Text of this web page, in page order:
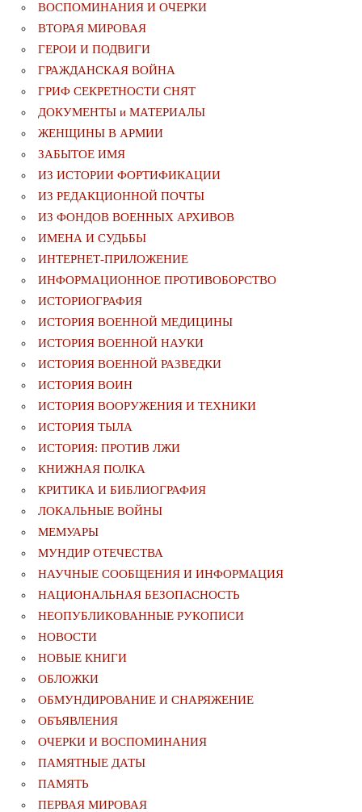
ВОСПОМИНАНИЯ И ОЧЕРКИ
ВТОРАЯ МИРОВАЯ
ГЕРОИ И ПОДВИГИ
ГРАЖДАНСКАЯ ВОЙНА
ГРИФ СЕКРЕТНОСТИ СНЯТ
ДОКУМЕНТЫ и МАТЕРИАЛЫ
ЖЕНЩИНЫ В АРМИИ
ЗАБЫТОЕ ИМЯ
ИЗ ИСТОРИИ ФОРТИФИКАЦИИ
ИЗ РЕДАКЦИОННОЙ ПОЧТЫ
ИЗ ФОНДОВ ВОЕННЫХ АРХИВОВ
ИМЕНА И СУДЬБЫ
ИНТЕРНЕТ-ПРИЛОЖЕНИЕ
ИНФОРМАЦИОННОЕ ПРОТИВОБОРСТВО
ИСТОРИОГРАФИЯ
ИСТОРИЯ ВОЕННОЙ МЕДИЦИНЫ
ИСТОРИЯ ВОЕННОЙ НАУКИ
ИСТОРИЯ ВОЕННОЙ РАЗВЕДКИ
ИСТОРИЯ ВОИН
ИСТОРИЯ ВООРУЖЕНИЯ И ТЕХНИКИ
ИСТОРИЯ ТЫЛА
ИСТОРИЯ: ПРОТИВ ЛЖИ
КНИЖНАЯ ПОЛКА
КРИТИКА И БИБЛИОГРАФИЯ
ЛОКАЛЬНЫЕ ВОЙНЫ
МЕМУАРЫ
МУНДИР ОТЕЧЕСТВА
НАУЧНЫЕ СООБЩЕНИЯ И ИНФОРМАЦИЯ
НАЦИОНАЛЬНАЯ БЕЗОПАСНОСТЬ
НЕОПУБЛИКОВАННЫЕ РУКОПИСИ
НОВОСТИ
НОВЫЕ КНИГИ
ОБЛОЖКИ
ОБМУНДИРОВАНИЕ И СНАРЯЖЕНИЕ
ОБЪЯВЛЕНИЯ
ОЧЕРКИ И ВОСПОМИНАНИЯ
ПАМЯТНЫЕ ДАТЫ
ПАМЯТЬ
ПЕРВАЯ МИРОВАЯ